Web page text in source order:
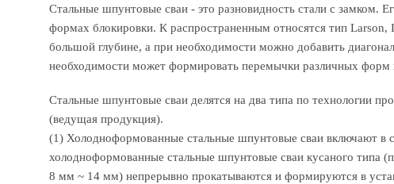
Стальные шпунтовые сваи - это разновидность стали с замком.
формах блокировки. К распространенным относятся тип Larson,
большой глубине, а при необходимости можно добавить
необходимости может формировать перемычки различных форм
Стальные шпунтовые сваи делятся на два типа по технологии
(ведущая продукция).
(1) Холодноформованные стальные шпунтовые сваи включают в
холодноформованные стальные шпунтовые сваи кусаного типа
8 мм ~ 14 мм) непрерывно прокатываются и формируются в